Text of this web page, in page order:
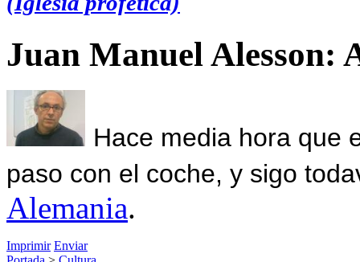
Juan Manuel Alesson:
Hace media hora que
paso con el coche, y sigo
Alemania.
Imprimir Enviar